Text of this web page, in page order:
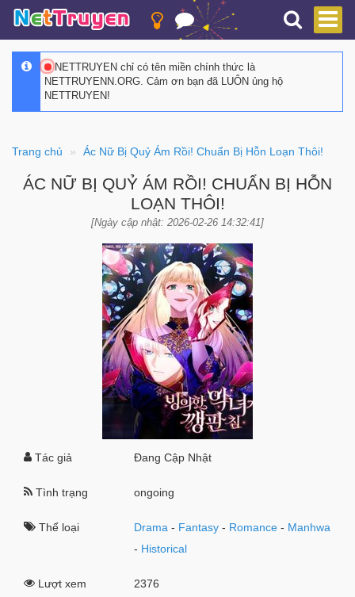
NETTRUYEN chỉ có tên miền chính thức là
NETTRUYENN.ORG. Cảm ơn bạn đã LUÔN ủng hộ
NETTRUYEN!
Trang chủ Ác Nữ Bị Quỷ Ám Rồi! Chuẩn Bị Hỗn Loạn Thôi!
ÁC NỮ BỊ QUỶ ÁM RỒI! CHUẨN BỊ HỖN
LOẠN THÔI!
[Ngày cập nhật: 2026-02-26 14:32:41]
Tác giả Đang Cập Nhật
Tình trạng ongoing
Thể loại Drama - Fantasy - Romance - Manhwa
- Historical
Lượt xem 2376